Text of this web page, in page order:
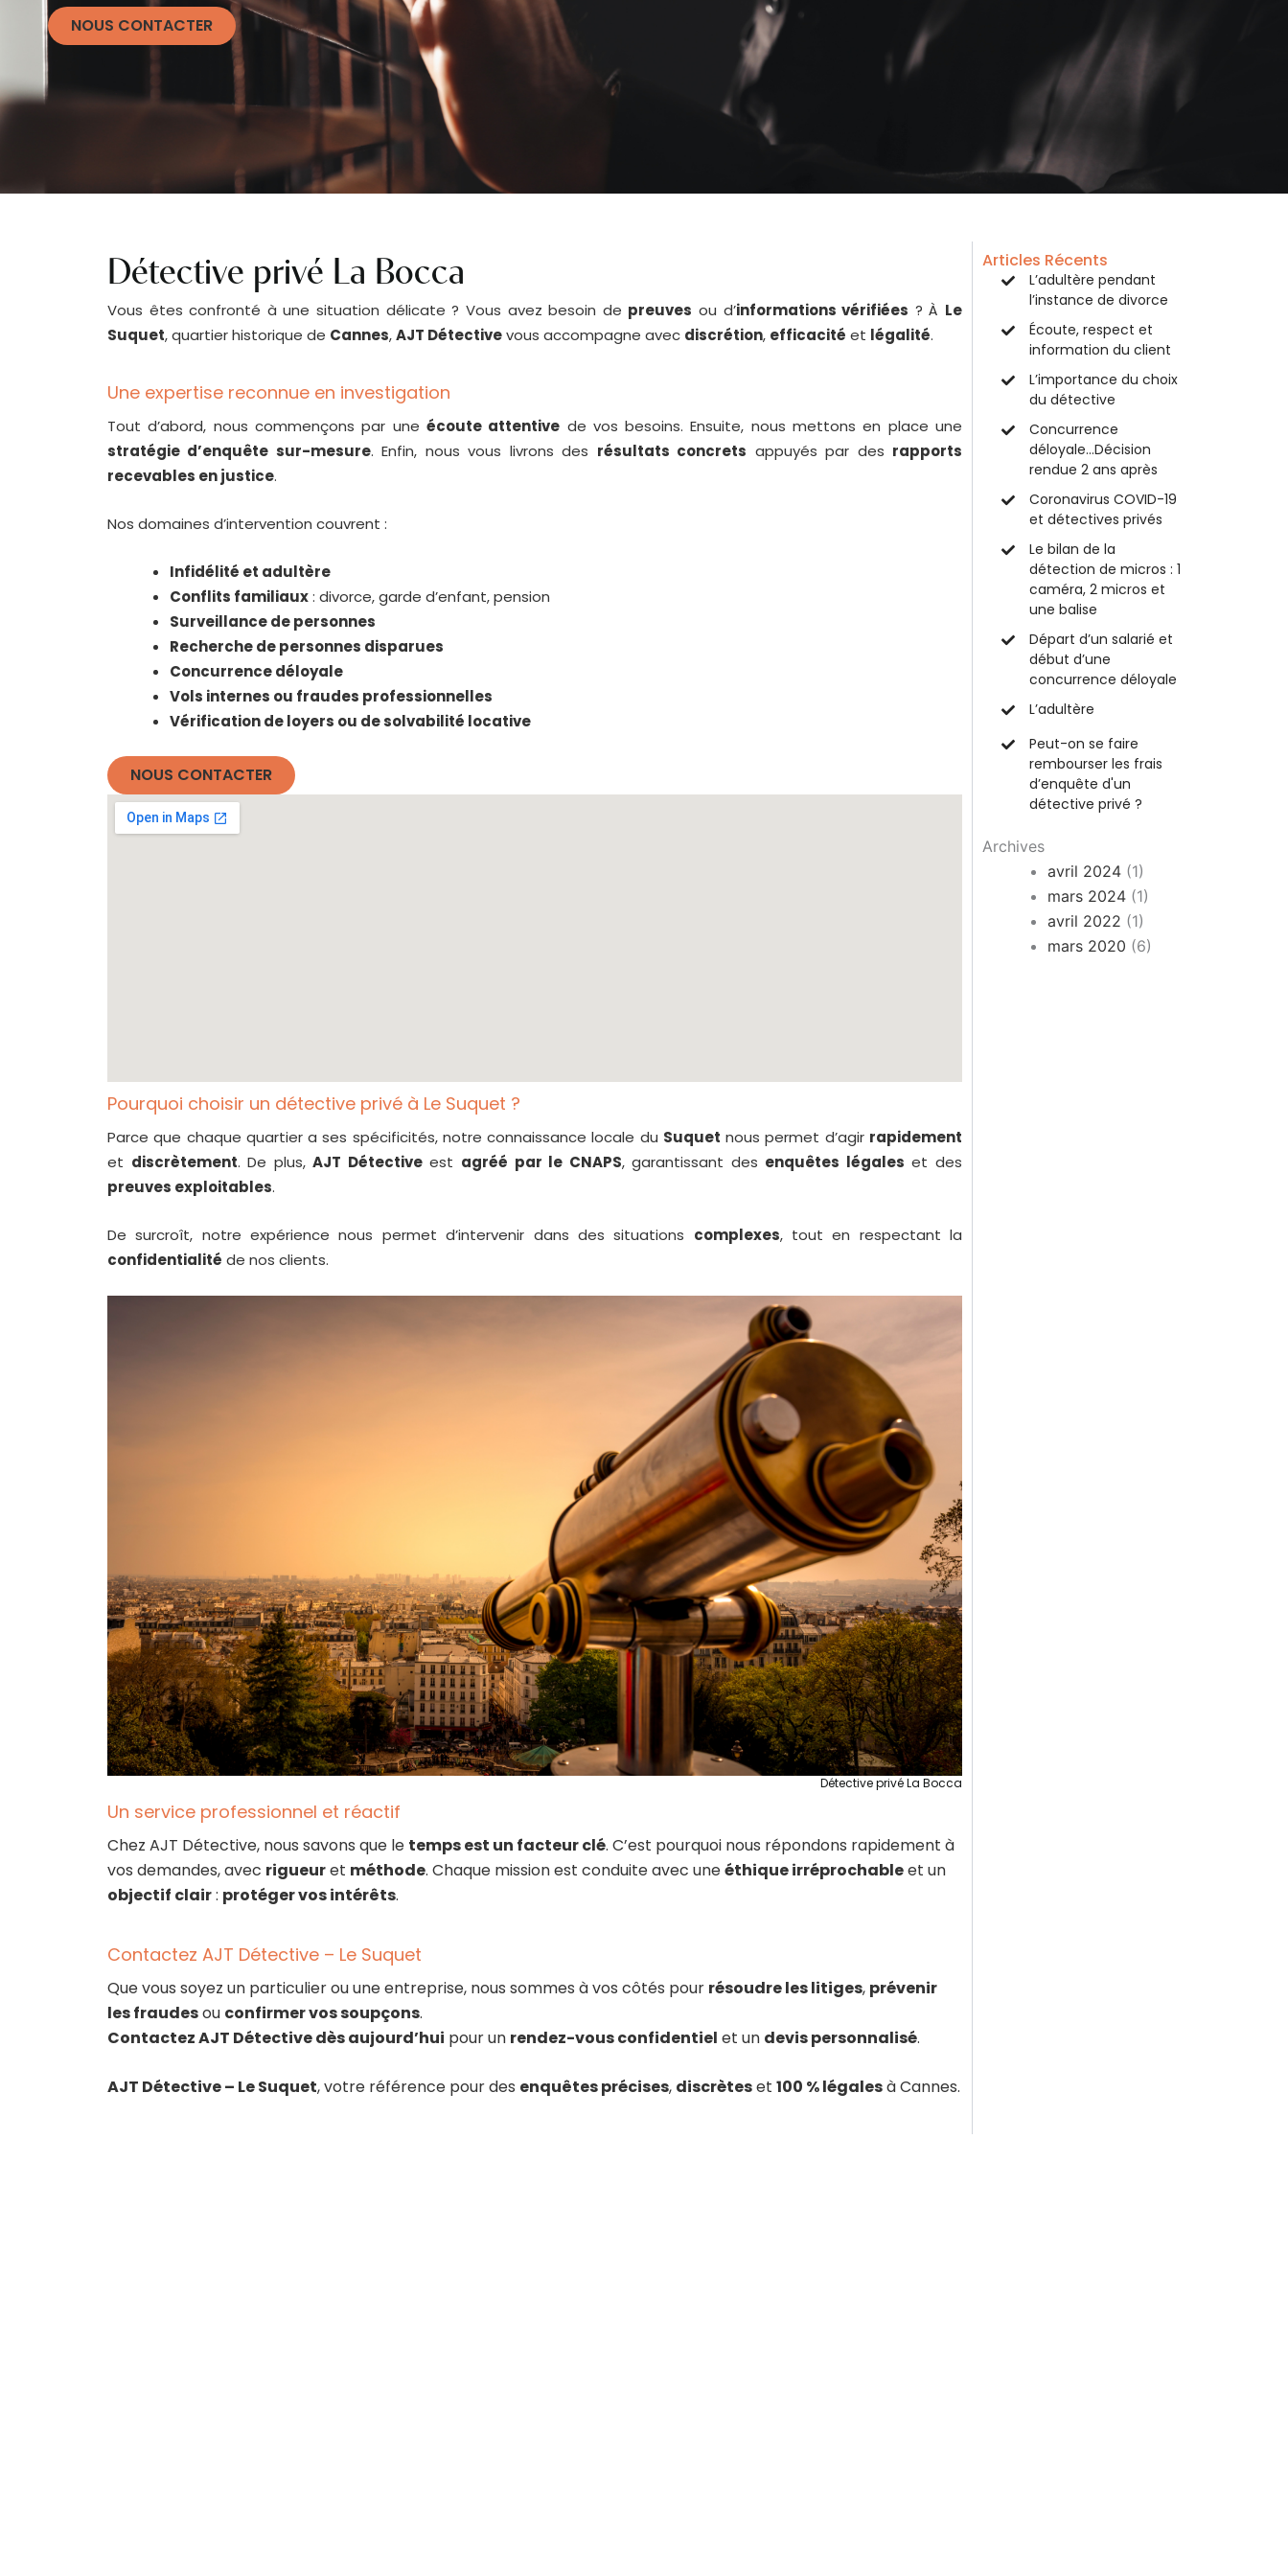
NOUS CONTACTER
Détective privé La Bocca
Vous êtes confronté à une situation délicate ? Vous avez besoin de preuves ou d’informations vérifiées ? À Le
Suquet, quartier historique de Cannes,AJT Détectivevous accompagne avec discrétion, efficacité et légalité.
Une expertise reconnue en investigation
Tout d’abord, nous commençons par une écoute attentive de vos besoins. Ensuite, nous mettons en place une
stratégie d’enquête sur-mesure. Enfin, nous vous livrons des résultats concrets appuyés par des rapports
recevables en justice.
Nos domaines d’intervention couvrent :
Infidélité et adultère
Conflits familiaux: divorce, garde d’enfant, pension
Surveillance de personnes
Recherche de personnes disparues
Concurrence déloyale
Vols internes ou fraudes professionnelles
Vérification de loyers ou de solvabilité locative
NOUS CONTACTER
Pourquoi choisir un détective privé à Le Suquet ?
Parce que chaque quartier a ses spécificités, notre connaissance locale du Suquet nous permet d’agir rapidement
et discrètement. De plus,AJT Détectiveest agréé par le CNAPS, garantissant des enquêtes légales et des
preuves exploitables.
De surcroît, notre expérience nous permet d’intervenir dans des situations complexes, tout en respectant la
confidentialité de nos clients.
Détective privé La Bocca
Un service professionnel et réactif
Chez AJT Détective, nous savons que le temps est un facteur clé. C’est pourquoi nous répondons rapidement à
vos demandes, avec rigueuret méthode. Chaque mission est conduite avec uneéthique irréprochableet un
objectif clair: protéger vos intérêts.
Contactez AJT Détective – Le Suquet
Que vous soyez un particulier ou une entreprise, nous sommes à vos côtés pour résoudre les litiges, prévenir
les fraudesou confirmer vos soupçons.
Contactez AJT Détective dès aujourd’hui pour un rendez-vous confidentiel et un devis personnalisé.
AJT Détective – Le Suquet, votre référence pour des enquêtes précises, discrèteset 100 % légalesà Cannes.
Articles Récents
L’adultère pendant
l’instance de divorce
Écoute, respect et
information du client
L’importance du choix
du détective
Concurrence
déloyale…Décision
rendue 2 ans après
Coronavirus COVID-19
et détectives privés
Le bilan de la
détection de micros : 1
caméra, 2 micros et
une balise
Départ d’un salarié et
début d’une
concurrence déloyale
L’adultère
Peut-on se faire
rembourser les frais
d’enquête d'un
détective privé ?
Archives
avril 2024 (1)
mars 2024 (1)
avril 2022 (1)
mars 2020 (6)